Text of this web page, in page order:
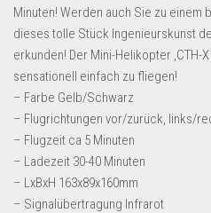
Sport & Freizeit
Uhren & Schmuck
Wohnen & Einrichten
Restposten-Angebote
Restposten für Privatpersonen
eBay Restposten kaufen
Minuten! Werden auch Sie zu einem
dieses tolle Stück Ingenieurskunst
erkunden! Der Mini-Helikopter ‚CTH-
sensationell einfach zu fliegen!
– Farbe Gelb/Schwarz
– Flugrichtungen vor/zurück, links/
– Flugzeit ca 5 Minuten
– Ladezeit 30-40 Minuten
– LxBxH 163x89x160mm
– Signalübertragung Infrarot